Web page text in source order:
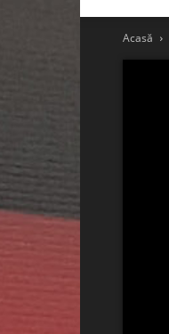
Acasă